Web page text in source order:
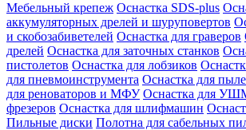
Мебельный крепеж Оснастка SDS-plus
аккумуляторных дрелей и шуруповертов
и скобозабиветелей Оснастка для граверов
дрелей Оснастка для заточных станков
пистолетов Оснастка для лобзиков
для пневмоинструмента Оснастка для
для реноваторов и МФУ Оснастка для
фрезеров Оснастка для шлифмашин
Пильные диски Полотна для сабельных